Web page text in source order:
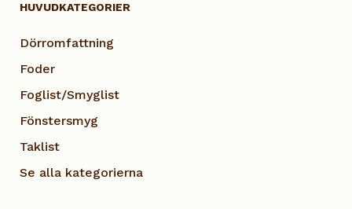
HUVUDKATEGORIER
Dörromfattning
Foder
Foglist/Smyglist
Fönstersmyg
Taklist
Se alla kategorierna